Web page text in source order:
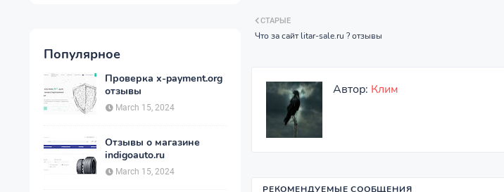
Популярное
Проверка x-payment.org
отзывы
March 15, 2024
Отзывы о магазине
indigoauto.ru
March 15, 2024
СТАРЫЕ
Что за сайт litar-sale.ru ? отзывы
Автор: Клим
РЕКОМЕНДУЕМЫЕ СООБЩЕНИЯ